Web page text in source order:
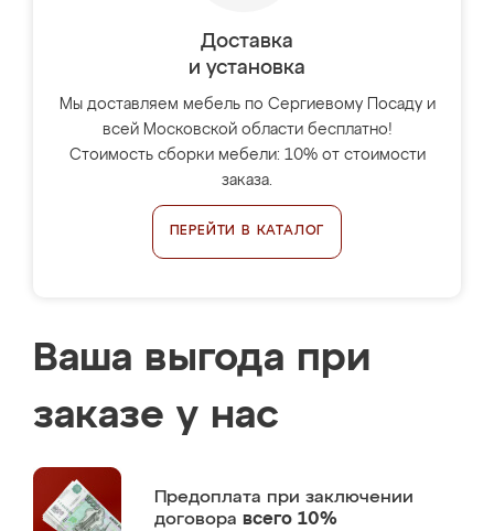
Доставка
и установка
Мы доставляем мебель по Сергиевому Посаду и
всей Московской области бесплатно!
Стоимость сборки мебели: 10% от стоимости
заказа.
ПЕРЕЙТИ В КАТАЛОГ
Ваша выгода при
заказе у нас
Предоплата при заключении
договора всего 10%